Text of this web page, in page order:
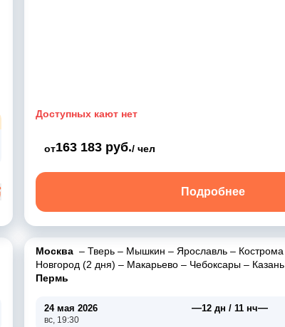
Доступных кают нет
от163 183 руб./ чел
Подробнее
Москва – Тверь – Мышкин – Ярославль – Кострома
Новгород (2 дня) – Макарьево – Чебоксары – Казань
Пермь
24 мая 2026
вс, 19:30
—12 дн / 11 нч—